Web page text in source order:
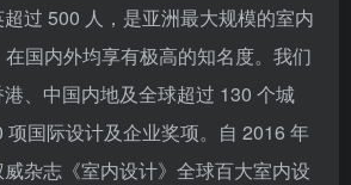
过 500 人，是亚洲最大规模的室内
国内外均享有极高的知名度。我们
、中国内地及全球超过 130 个城
项国际设计及企业奖项。自 2016 年
杂志《室内设计》全球百大室内设